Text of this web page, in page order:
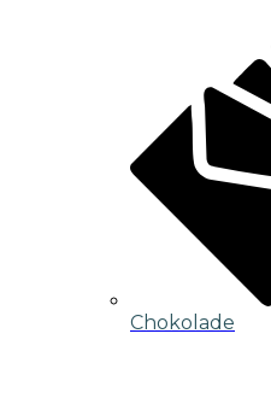
Chokolade